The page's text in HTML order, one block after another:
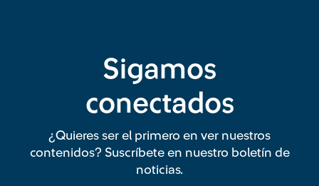
Sigamos
conectados
¿Quieres ser el primero en ver nuestros
contenidos? Suscríbete en nuestro boletín de
noticias.